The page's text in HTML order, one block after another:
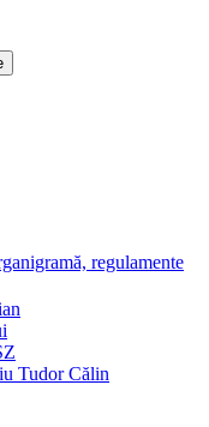
regulamente
Tudor Călin